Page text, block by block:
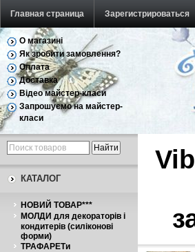
Главная страница Зарегистрироваться
Обратная связь
О магазині
Як зробити замовлення?
Оплата
Доставка
Відео майстер-класи
Запрошуємо на майстер-
класи
КАТАЛОГ
НОВИЙ ТОВАР***
МОЛДИ для декораторів і
кондитерів (силіконові
форми)
ТРАФАРЕТи